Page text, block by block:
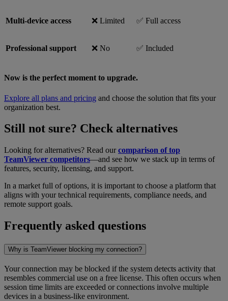
Multi-device access ❌ Limited ✅ Full access
Professional support ❌ No ✅ Included
Now is the perfect moment to upgrade.
Explore all plans and pricing and choose the solution that fits your
organization best.
Still not sure? Check alternatives
Looking for alternatives? Read ourcomparison of top
TeamViewer competitors—and see how we stack up in terms of
features, security, licensing, and support.
In a market full of options, it is important to choose a platform that
aligns with your technical requirements, compliance needs, and
remote support goals.
Frequently asked questions
Why is TeamViewer blocking my connection?
Your connection may be blocked if the system detects activity that
resembles commercial use on a free license. This often occurs when
session time limits are exceeded or connections involve multiple
devices in a business-like environment.